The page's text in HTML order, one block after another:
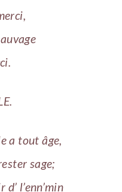
a tout âge,
sage;
l’enn’min